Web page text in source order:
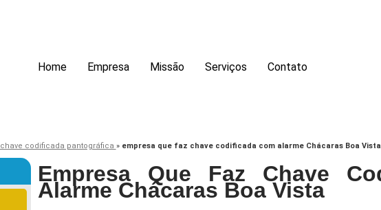
Home Empresa Missão Serviços Contato
chave codificada pantográfica » empresa que faz chave codificada com alarme Chácaras Boa Vista
Empresa Que Faz Chave
Alarme Chácaras Boa Vista